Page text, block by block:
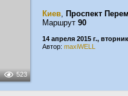
523
Киев, Проспект
Маршрут 90
14 апреля 2015 г., вторник
Автор: maxiWELL